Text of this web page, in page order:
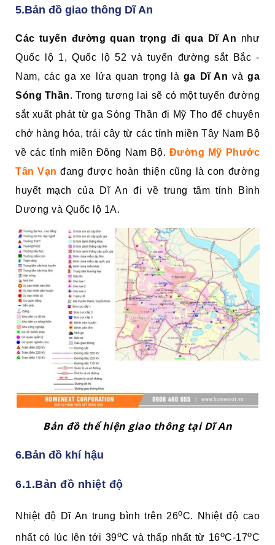
5.Bản đồ giao thông Dĩ An
Các tuyến đường quan trọng đi qua Dĩ An như
Quốc lộ 1, Quốc lộ 52 và tuyến đường sắt Bắc -
Nam, các ga xe lửa quan trọng là ga Dĩ An vàga
Sóng Thần. Trong tương lai sẽ có một tuyến đường
sắt xuất phát từ ga Sóng Thần đi Mỹ Tho để chuyên
chở hàng hóa, trái cây từ các tỉnh miền Tây Nam Bộ
về các tỉnh miền Đông Nam Bộ. Đường Mỹ Phước
Tân Vạn đang được hoàn thiện cũng là con đường
huyết mạch của Dĩ An đi về trung tâm tỉnh Bình
Dương và Quốc lộ 1A.
Bản đồ thể hiện giao thông tại Dĩ An
6.Bản đồ khí hậu
6.1.Bản đồ nhiệt độ
Nhiệt độ Dĩ An trung bình trên 26oC. Nhiệt độ cao
nhất có lúc lên tới 39oC và thấp nhất từ 16oC-17oC